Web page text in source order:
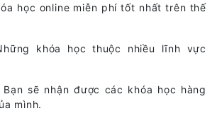
học online miễn phí tốt nhất trên thế
khóa học thuộc nhiều lĩnh vực
Bạn sẽ nhận được các khóa học hàng
mình.